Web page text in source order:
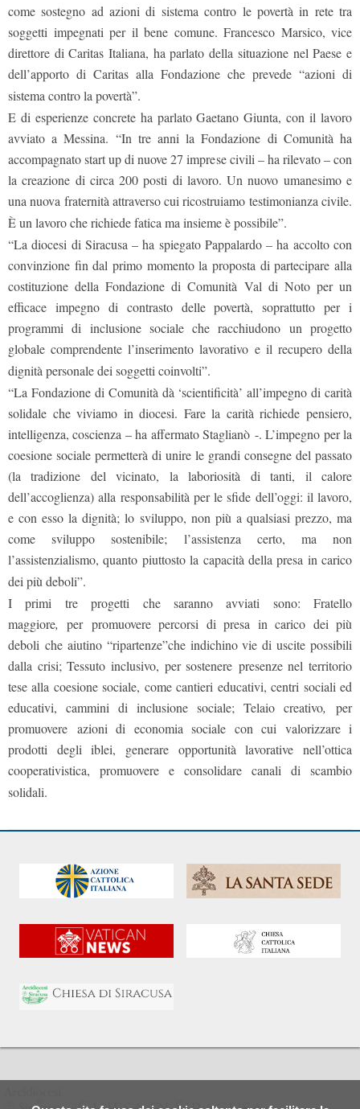
come sostegno ad azioni di sistema contro le povertà in rete tra
soggetti impegnati per il bene comune. Francesco Marsico, vice
direttore di Caritas Italiana, ha parlato della situazione nel Paese e
dell’apporto di Caritas alla Fondazione che prevede “azioni di
sistema contro la povertà”.
E di esperienze concrete ha parlato Gaetano Giunta, con il lavoro
avviato a Messina. “In tre anni la Fondazione di Comunità ha
accompagnato start up di nuove 27 imprese civili – ha rilevato – con
la creazione di circa 200 posti di lavoro. Un nuovo umanesimo e
una nuova fraternità attraverso cui ricostruiamo testimonianza civile.
È un lavoro che richiede fatica ma insieme è possibile”.
“La diocesi di Siracusa – ha spiegato Pappalardo – ha accolto con
convinzione fin dal primo momento la proposta di partecipare alla
costituzione della Fondazione di Comunità Val di Noto per un
efficace impegno di contrasto delle povertà, soprattutto per i
programmi di inclusione sociale che racchiudono un progetto
globale comprendente l’inserimento lavorativo e il recupero della
dignità personale dei soggetti coinvolti”.
“La Fondazione di Comunità dà ‘scientificità’ all’impegno di carità
solidale che viviamo in diocesi. Fare la carità richiede pensiero,
intelligenza, coscienza – ha affermato Staglianò -. L’impegno per la
coesione sociale permetterà di unire le grandi consegne del passato
(la tradizione del vicinato, la laboriosità di tanti, il calore
dell’accoglienza) alla responsabilità per le sfide dell’oggi: il lavoro,
e con esso la dignità; lo sviluppo, non più a qualsiasi prezzo, ma
come sviluppo sostenibile; l’assistenza certo, ma non
l’assistenzialismo, quanto piuttosto la capacità della presa in carico
dei più deboli”.
I primi tre progetti che saranno avviati sono: Fratello
maggiore, per promuovere percorsi di presa in carico dei più
deboli che aiutino “ripartenze”che indichino vie di uscite possibili
dalla crisi; Tessuto inclusivo, per sostenere presenze nel territorio
tese alla coesione sociale, come cantieri educativi, centri sociali ed
educativi, cammini di inclusione sociale; Telaio creativo,
per
promuovere azioni di economia sociale con cui valorizzare i
prodotti degli iblei, generare opportunità lavorative nell’ottica
cooperativistica, promuovere e consolidare canali di scambio
solidali.